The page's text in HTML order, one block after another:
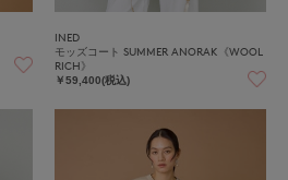
INED
モッズコート SUMMER ANORAK《WOOL
RICH》
￥59,400(税込)